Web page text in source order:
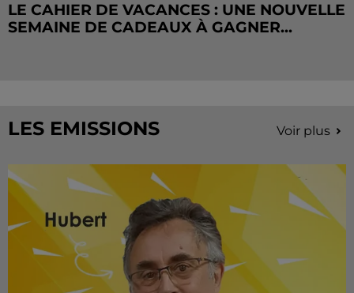
LE CAHIER DE VACANCES : UNE NOUVELLE
SEMAINE DE CADEAUX À GAGNER...
LES EMISSIONS Voir plus